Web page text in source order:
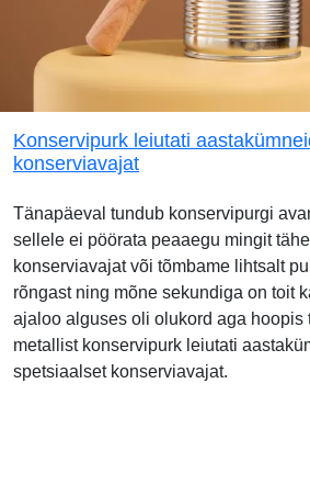
Konservipurk leiutati
konserviavajat
Tänapäeval tundub konservipurgi
sellele ei pöörata peaaegu mingit
konserviavajat või tõmbame lihtsalt
rõngast ning mõne sekundiga on toit
ajaloo alguses oli olukord aga hoopis
metallist konservipurk leiutati
spetsiaalset konserviavajat.